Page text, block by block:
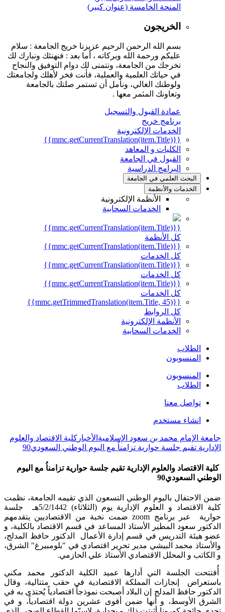
المنحة الخامسة (عنوان كبير)
الخريجون
بسم الله الرحمن الرحيم عزيزنا خريج الجامعة : سلام
عليكم ورحمة الله وبركاته ، أما بعد : فنهنئك ونبارك لك
تخرجك من الجامعة، ونتمنى لك دوام التوفيق والنجاح
في حياتك العلمية والعملية، فأنت فخر لأهلك ولجامعتك
ولوطنك الغالي، ونأمل أن تستمر صلتك بالجامعة
وتعاونك المثمر معها .
عمادة القبول والتسجيل
برنامج خريج
الخدمات الإلكترونية
{{mmc.getCurrentTranslation(item.Title)}}
الكليات و المعاهد
القبول في الجامعة
البرامج الدراسية
البحث العلمي في الجامعة
الخدمات والأنظمة
الأنظمة الإلكترونية
الخدمات السحابية
{{mmc.getCurrentTranslation(item.Title)}}
كل الأنظمة
{{mmc.getCurrentTranslation(item.Title)}}
كل الخدمات
{{mmc.getCurrentTranslation(item.Title)}}
كل الخدمات
{{mmc.getCurrentTranslation(item.Title)}}
كل الخدمات
{{mmc.getTrimmedTranslation(item.Title, 45)}}
كل الروابط
الأنظمة الإلكترونية
الخدمات السحابية
الطلاب
المنسوبون
المنسوبون
الطلاب
تواصل معنا
انشاء مستخدم
جامعة الإمام محمد بن سعود الإسلامية الأخبار كلية الاقتصاد والعلوم
الإدارية تقيم جلسة حوارية تزامناُ مع اليوم الوطني السعودي90
كلية الاقتصاد والعلوم الإدارية تقيم جلسة حوارية تزامناُ مع اليوم
الوطني السعودي90
​ضمن الاحتفال باليوم الوطني التسعون الذي تقيمه الجامعة، نظمت
كلية الاقتصاد و العلوم الإدارية يوم (الثلاثاء) 5/2/1442هـ جلسة
حوارية عبر برنامج zoom ضمت نخبة من الاقتصاديين يتقدمهم
الدكتور سعود المطير الأستاذ المساعد في قسم الاقتصاد بالكلية، و
عضو هيئة التدريس في قسم إدارة الأعمال الدكتور حافظ المدلج،
والأستاذ محمد البيشي مدير تحرير اقتصادي في "بلومبيرغ" الشرق،
و الكاتب و المحلل الاقتصادي الأستاذ علي الحازمي.
أُفتتحت الجلسة التي أدارها عميد الكلية الدكتور محمد مكني
باستعراض إنجازات المملكة الاقتصادية في حقب متتالية، وقال
الدكتور حافظ المدلج إن البلاد أصبحت نموذجاً اقتصادياً يُحتذى به في
الشرق الأوسط، و أنها ضمن أقوى عشرين دولة اقتصادياً، و في